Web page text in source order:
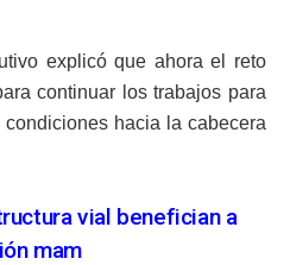
explicó que ahora el reto
continuar los trabajos para
hacia la cabecera
vial benefician a
mam